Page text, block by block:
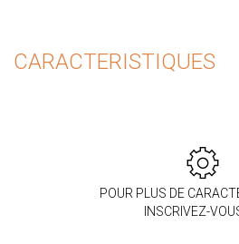
CARACTERISTIQUES
POUR PLUS DE
INSCRIVEZ-